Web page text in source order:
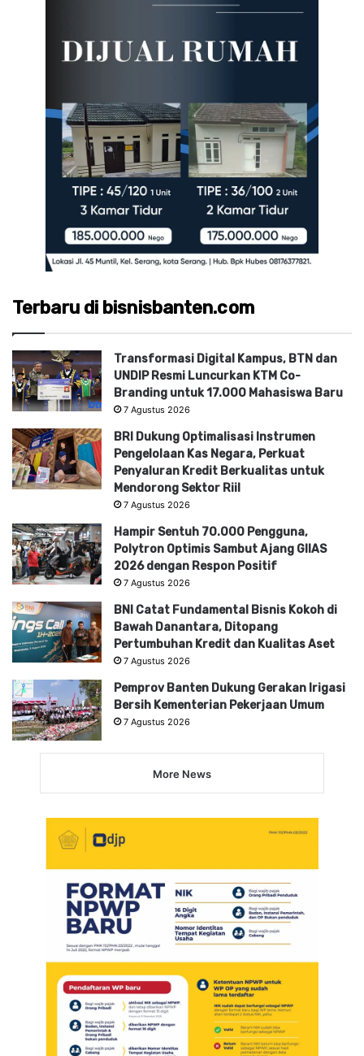
Terbaru di bisnisbanten.com
Transformasi Digital Kampus, BTN dan
UNDIP Resmi Luncurkan KTM Co-
Branding untuk 17.000 Mahasiswa Baru
7 Agustus 2026
BRI Dukung Optimalisasi Instrumen
Pengelolaan Kas Negara, Perkuat
Penyaluran Kredit Berkualitas untuk
Mendorong Sektor Riil
7 Agustus 2026
Hampir Sentuh 70.000 Pengguna,
Polytron Optimis Sambut Ajang GIIAS
2026 dengan Respon Positif
7 Agustus 2026
BNI Catat Fundamental Bisnis Kokoh di
Bawah Danantara, Ditopang
Pertumbuhan Kredit dan Kualitas Aset
7 Agustus 2026
Pemprov Banten Dukung Gerakan Irigasi
Bersih Kementerian Pekerjaan Umum
7 Agustus 2026
More News